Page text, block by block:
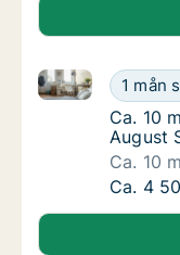
Ca. 10
1 mån
Ca. 10 m2 rum
Ca. 10
Ca. 10
August
Ca. 10
Ca. 10
Ca. 4